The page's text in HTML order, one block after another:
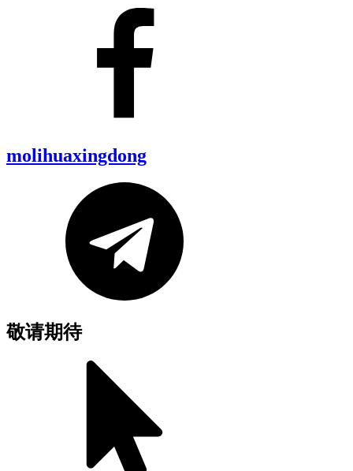
molihuaxingdong
敬请期待